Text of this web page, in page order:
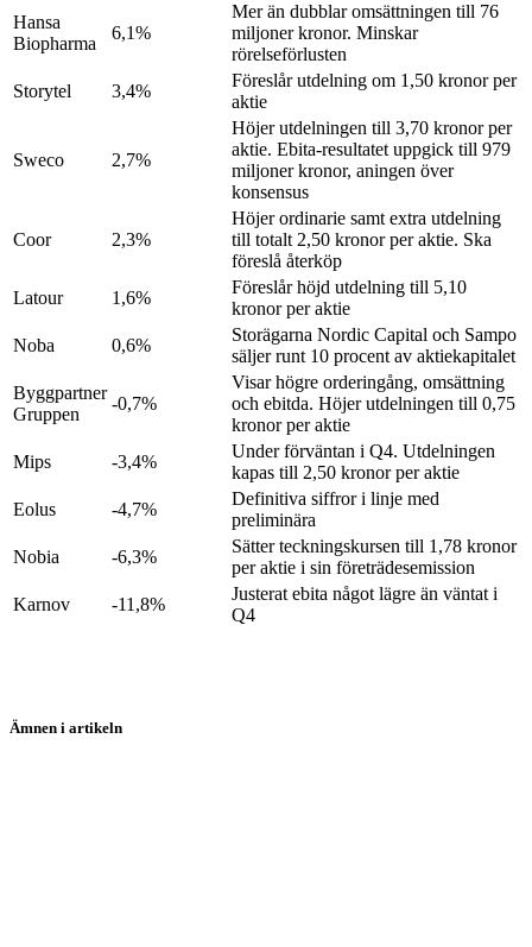
Hansa
Biopharma
6,1%
Mer än dubblar omsättningen till 76
miljoner kronor. Minskar
rörelseförlusten
Storytel
3,4%
Föreslår utdelning om 1,50 kronor per
aktie
Sweco 2,7%
Höjer utdelningen till 3,70 kronor per
aktie. Ebita-resultatet uppgick till 979
miljoner kronor, aningen över
konsensus
Coor 2,3%
Höjer ordinarie samt extra utdelning
till totalt 2,50 kronor per aktie. Ska
föreslå återköp
Latour
1,6%
Föreslår höjd utdelning till 5,10
kronor per aktie
Noba
0,6%
Storägarna Nordic Capital och Sampo
säljer runt 10 procent av aktiekapitalet
Byggpartner
Gruppen
-0,7%
Visar högre orderingång, omsättning
och ebitda. Höjer utdelningen till 0,75
kronor per aktie
Mips
-3,4%
Under förväntan i Q4. Utdelningen
kapas till 2,50 kronor per aktie
Eolus
-4,7%
Definitiva siffror i linje med
preliminära
Nobia
-6,3%
Sätter teckningskursen till 1,78 kronor
per aktie i sin företrädesemission
Karnov
-11,8%
Justerat ebita något lägre än väntat i
Q4
Ämnen i artikeln